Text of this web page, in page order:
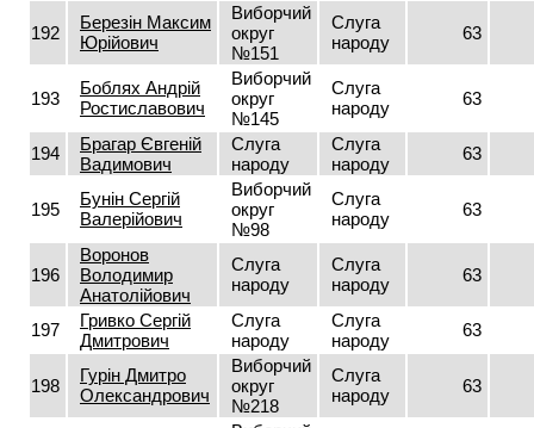
192
Березін Максим
Юрійович
Виборчий
округ
№151
Слуга
народу
63
193
Боблях Андрій
Ростиславович
Виборчий
округ
№145
Слуга
народу
63
194
Брагар Євгеній
Вадимович
Слуга
народу
Слуга
народу
63
195
Бунін Сергій
Валерійович
Виборчий
округ
№98
Слуга
народу
63
196
Воронов
Володимир
Анатолійович
Слуга
народу
Слуга
народу
63
197
Гривко Сергій
Дмитрович
Слуга
народу
Слуга
народу
63
198
Гурін Дмитро
Олександрович
Виборчий
округ
№218
Слуга
народу
63